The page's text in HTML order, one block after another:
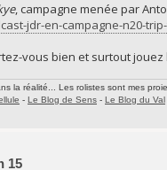
, campagne menée par
jdr-en-campagne-n20-
vous bien et surtout jouez
la réalité... Les rolistes sont mes
- Le Blog de Sens - Le Blog du Val
15